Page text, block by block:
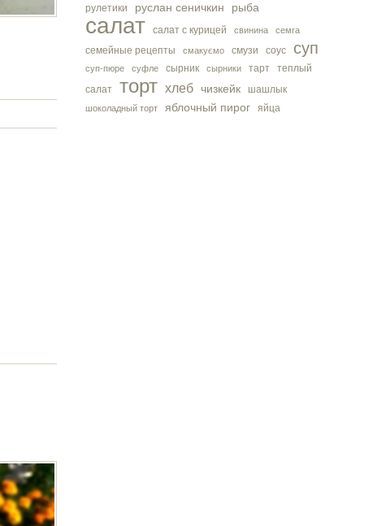
рулетики руслан сеничкин рыба
салат салат с курицей свинина семга
семейные рецепты смакуємо смузи соус суп
суп-пюре суфле сырник сырники тарт
теплый
салат
торт хлеб чизкейк шашлык
шоколадный торт яблочный пирог яйца